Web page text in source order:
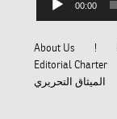
00:00
About Us
Editorial Charter
الميثاق التحريري